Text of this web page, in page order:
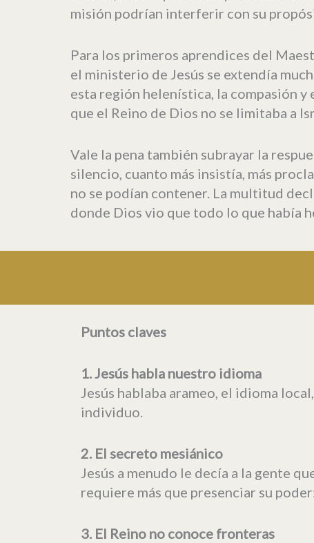
misión podrían interferir con su
Para los primeros aprendices del
el ministerio de Jesús se extendía
esta región helenística, la compasión
que el Reino de Dios no se limitaba a
Vale la pena también subrayar la
silencio, cuanto más insistía, más
no se podían contener. La multitud
donde Dios vio que todo lo que había
Puntos claves
1. Jesús habla nuestro idioma
Jesús hablaba arameo, el idioma
individuo.
2. El secreto mesiánico
Jesús a menudo le decía a la gente
requiere más que presenciar su
3. El Reino no conoce fronteras